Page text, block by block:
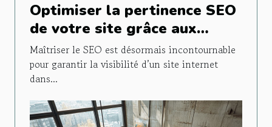
Optimiser la pertinence SEO
de votre site grâce aux
outils d'IA pour rédacteurs
Maîtriser le SEO est désormais incontournable
pour garantir la visibilité d’un site internet
dans...